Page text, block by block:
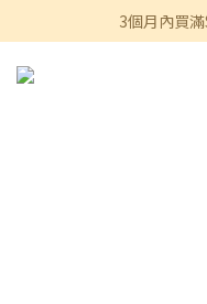
香港及澳門
3個月內買
香港及澳門